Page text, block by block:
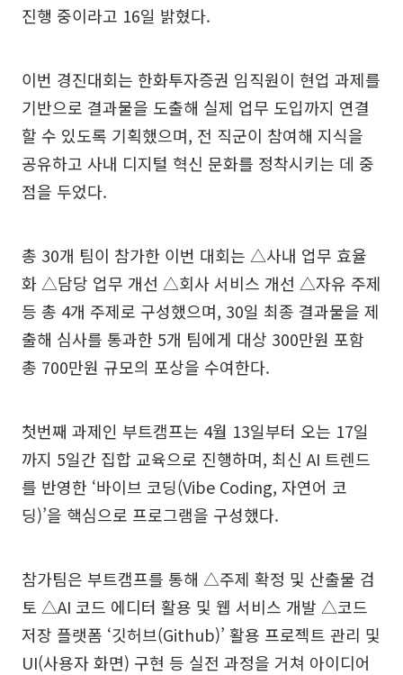
진행 중이라고 16일 밝혔다.
이번 경진대회는 한화투자증권 임직원이 현업 과제를
기반으로 결과물을 도출해 실제 업무 도입까지 연결
할 수 있도록 기획했으며, 전 직군이 참여해 지식을
공유하고 사내 디지털 혁신 문화를 정착시키는 데 중
점을 두었다.
총 30개 팀이 참가한 이번 대회는 △사내 업무 효율
화 △담당 업무 개선 △회사 서비스 개선 △자유 주제
등 총 4개 주제로 구성했으며, 30일 최종 결과물을 제
출해 심사를 통과한 5개 팀에게 대상 300만원 포함
총 700만원 규모의 포상을 수여한다.
첫번째 과제인 부트캠프는 4월 13일부터 오는 17일
까지 5일간 집합 교육으로 진행하며, 최신 AI 트렌드
를 반영한 ‘바이브 코딩(Vibe Coding, 자연어 코
딩)’을 핵심으로 프로그램을 구성했다.
참가팀은 부트캠프를 통해 △주제 확정 및 산출물 검
토 △AI 코드 에디터 활용 및 웹 서비스 개발 △코드
저장 플랫폼 ‘깃허브(Github)’ 활용 프로젝트 관리 및
UI(사용자 화면) 구현 등 실전 과정을 거쳐 아이디어